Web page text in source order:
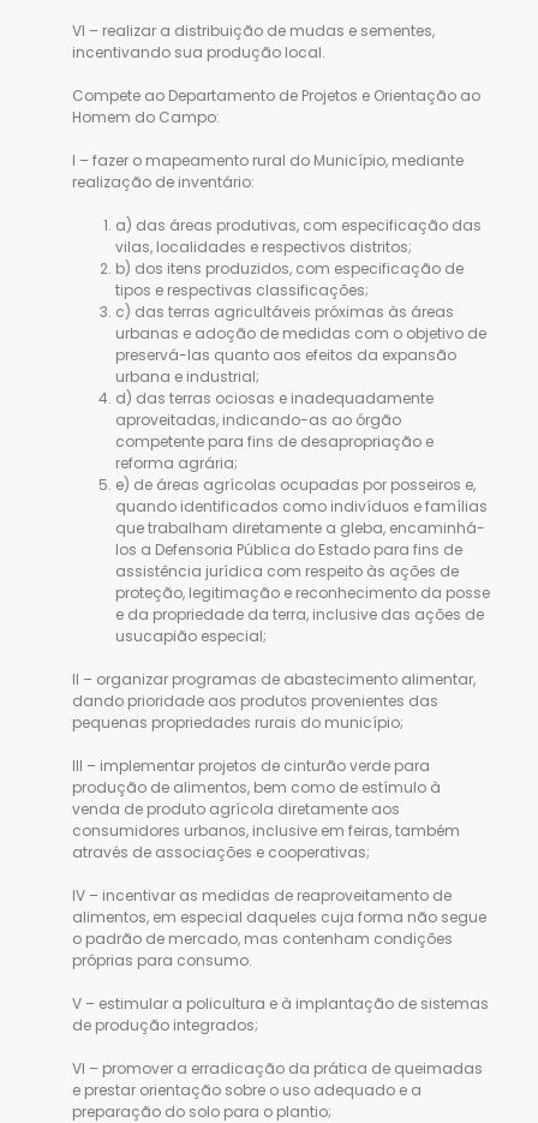
VI – realizar a distribuição de mudas e sementes,
incentivando sua produção local.
Compete ao Departamento de Projetos e Orientação ao
Homem do Campo:
I – fazer o mapeamento rural do Município, mediante
realização de inventário:
a) das áreas produtivas, com especificação das
vilas, localidades e respectivos distritos;
b) dos itens produzidos, com especificação de
tipos e respectivas classificações;
c) das terras agricultáveis próximas às áreas
urbanas e adoção de medidas com o objetivo de
preservá-las quanto aos efeitos da expansão
urbana e industrial;
d) das terras ociosas e inadequadamente
aproveitadas, indicando-as ao órgão
competente para fins de desapropriação e
reforma agrária;
e) de áreas agrícolas ocupadas por posseiros e,
quando identificados como indivíduos e famílias
que trabalham diretamente a gleba, encaminhá-
los a Defensoria Pública do Estado para fins de
assistência jurídica com respeito às ações de
proteção, legitimação e reconhecimento da posse
e da propriedade da terra, inclusive das ações de
usucapião especial;
II – organizar programas de abastecimento alimentar,
dando prioridade aos produtos provenientes das
pequenas propriedades rurais do município;
III – implementar projetos de cinturão verde para
produção de alimentos, bem como de estímulo à
venda de produto agrícola diretamente aos
consumidores urbanos, inclusive em feiras, também
através de associações e cooperativas;
IV – incentivar as medidas de reaproveitamento de
alimentos, em especial daqueles cuja forma não segue
o padrão de mercado, mas contenham condições
próprias para consumo.
V – estimular a policultura e à implantação de sistemas
de produção integrados;
VI – promover a erradicação da prática de queimadas
e prestar orientação sobre o uso adequado e a
preparação do solo para o plantio;